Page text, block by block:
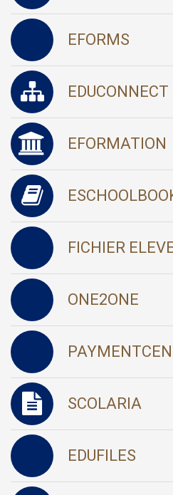
EFORMS
EDUCONNECT
EFORMATION
FICHIER
ONE2ONE
SCOLARIA
EDUFILES